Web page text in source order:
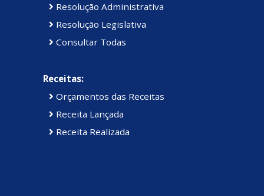
Resolução Administrativa
Resolução Legislativa
Consultar Todas
Receitas:
Orçamentos das Receitas
Receita Lançada
Receita Realizada